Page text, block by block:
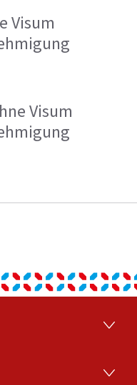
Visum
Visum